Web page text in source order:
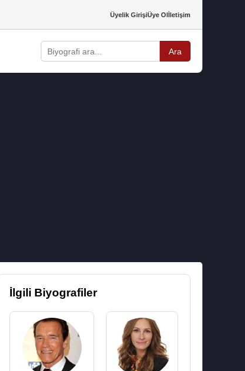
Üyelik GirişiÜye Olİletişim
Ara
İlgili Biyografiler